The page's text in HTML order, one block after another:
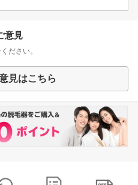
意見
ださい。
見はこちら